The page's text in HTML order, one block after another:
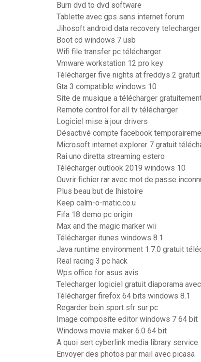
Burn dvd to dvd software
Tablette avec gps sans internet forum
Jihosoft android data recovery
Boot cd windows 7 usb
Wifi file transfer pc télécharger
Vmware workstation 12 pro key
Télécharger five nights at freddys 2
Gta 3 compatible windows 10
Site de musique a télécharger
Remote control for all tv télécharger
Logiciel mise à jour drivers
Désactivé compte facebook
Microsoft internet explorer 7 gratuit
Rai uno diretta streaming estero
Télécharger outlook 2019 windows 10
Ouvrir fichier rar avec mot de passe
Plus beau but de lhistoire
Keep calm-o-matic.co.u
Fifa 18 demo pc origin
Max and the magic marker wii
Télécharger itunes windows 8.1
Java runtime environment 1.7.0 gratuit
Real racing 3 pc hack
Wps office for asus avis
Telecharger logiciel gratuit diaporama
Télécharger firefox 64 bits windows 8.1
Regarder bein sport sfr sur pc
Image composite editor windows 7 64 bit
Windows movie maker 6.0 64 bit
A quoi sert cyberlink media library service
Envoyer des photos par mail avec picasa